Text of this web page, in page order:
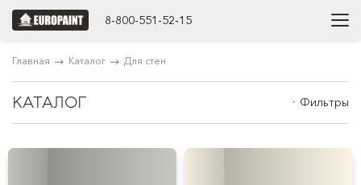
8-800-551-52-15
Главная Каталог Для стен
КАТАЛОГ Фильтры